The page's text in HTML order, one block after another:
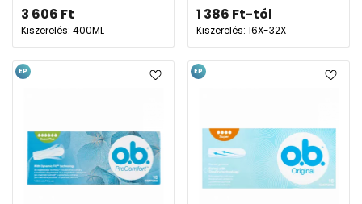
3 606 Ft
Kiszerelés: 400ML
1 386 Ft-tól
Kiszerelés: 16X-32X
EP EP